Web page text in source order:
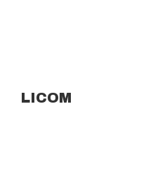
LICOM